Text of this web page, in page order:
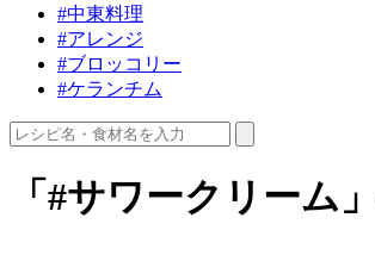
#中東料理
#アレンジ
#ブロッコリー
#ケランチム
「#サワークリーム